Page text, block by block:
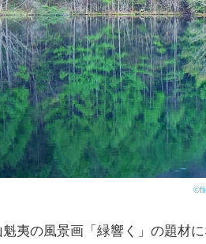
魁夷の風景画「緑響く」の題材